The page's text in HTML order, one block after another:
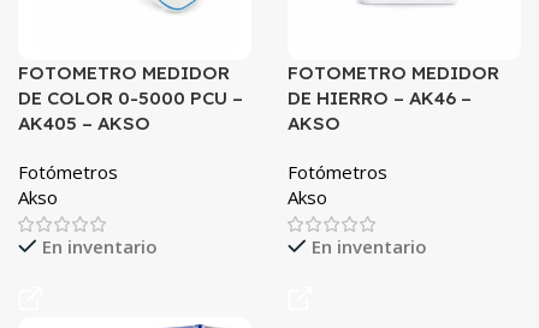
FOTOMETRO MEDIDOR
DE COLOR 0-5000 PCU –
AK405 – AKSO
Fotómetros
Akso
En inventario
FOTOMETRO MEDIDOR
DE HIERRO – AK46 –
AKSO
Fotómetros
Akso
En inventario